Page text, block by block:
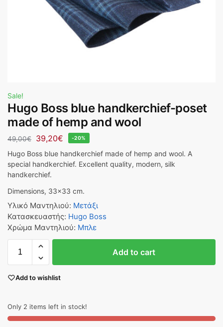
Sale!
Hugo Boss blue handkerchief-poset
made of hemp and wool
49,00€ 39,20€ -20%
Hugo Boss blue handkerchief made of hemp and wool. A
special handkerchief. Excellent quality, modern, silk
handkerchief.
Dimensions, 33×33 cm.
Υλικό Μαντηλιού: Μετάξι
Κατασκευαστής: Hugo Boss
Χρώμα Μαντηλιού: Μπλε
Add to cart
Add to wishlist
Only 2 items left in stock!